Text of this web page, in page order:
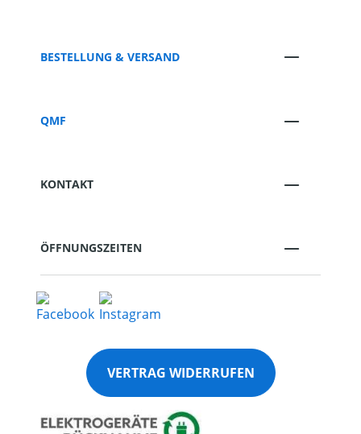
BESTELLUNG & VERSAND
QMF
KONTAKT
ÖFFNUNGSZEITEN
VERTRAG WIDERRUFEN